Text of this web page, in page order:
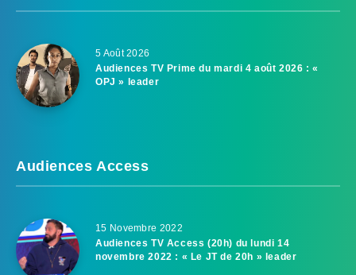
5 Août 2026
Audiences TV Prime du mardi 4 août 2026 : «
OPJ » leader
Audiences Access
15 Novembre 2022
Audiences TV Access (20h) du lundi 14
novembre 2022 : « Le JT de 20h » leader